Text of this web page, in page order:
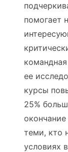
помогает
ее
курсы
25%
теми, кто
условиях